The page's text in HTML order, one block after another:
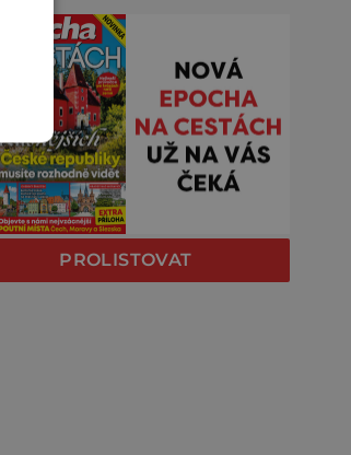
PROLISTOVAT